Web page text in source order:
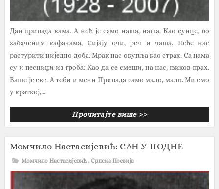
Дан припада вама. А ноћ је само наша, наша. Као сунце, по
забаченим кафанама, Сијају очи, реч и чаша. Неће нас
растурити ниједно доба. Мрак нас окупља као страх. Са нама
су и песници из гроба: Као да се смеши, на нас, њихов прах.
Ваше је све. А теби и мени Припада само мало, мало. Ми смо
у краткој,...
Прочитајте више >>
Момчило Настасијевић: САН У ПОДНЕ
Момчило Настасијевић , Српска Поезија